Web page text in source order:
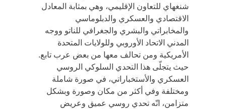
شنغهاي للتعاون الإقليمي، وهي بمثابة المعادل
الاقتصادي والعسكري والدبلوماسي
والمخابراتي والبشري والجغرافي للناتو ووجه
المدني الاتحاد الأوروبي وللولايات المتحدة
الأمريكية ومن تحالف معها من بعض عرب تابع.
حيث يتجلّى هذا التحدي السلوكي الروسي
العسكري والأستخباراتي، في صورة شاملة
ومختلفة وفي أكثر من مكان وصورة وبشكل
متزامن، انّه تحدي روسي عميق وعريض